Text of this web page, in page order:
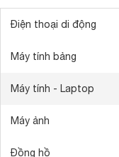
Điện thoại di động
Máy tính bảng
Máy tính - Laptop
Máy ảnh
Đồng hồ